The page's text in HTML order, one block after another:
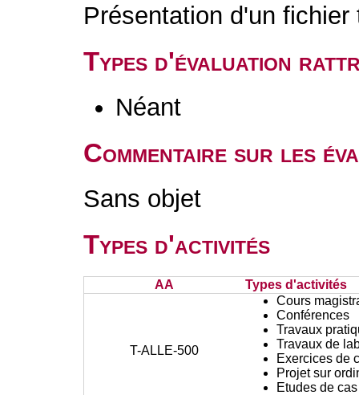
Présentation d'un fichier
Types d'évaluation
Néant
Commentaire sur les
Sans objet
Types d'activités
AA Types d'activités
T-ALLE-500
Cours
Conférences
Travaux
Travaux de
Exercices de
Projet sur
Etudes de cas